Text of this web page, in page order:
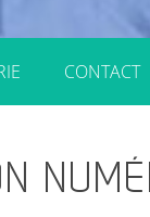
CONTACT